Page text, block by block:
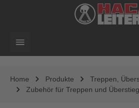
Home Produkte
Treppen,
Zubehör für Treppen und